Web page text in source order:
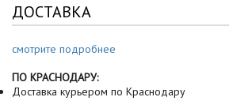
ДОСТАВКА
смотрите подробнее
ПО КРАСНОДАРУ:
Доставка курьером по Краснодару